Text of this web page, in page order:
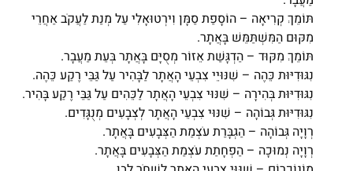
תּוֹמֵךְ קְרִיאָה – הוֹסָפַת סַמָּן וִירְטוּאָלִי עַל מְנַת לַעֲקֹב אַחֲרֵי
מִקּוּם הַמִּשְׁתַּמֵּשׁ בָּאֲתָר.
תּוֹמֵךְ מִקּוּד – הַדְגָּשַׁת אֵזוֹר מְסֻיָּם בָּאֲתָר בְּעֵת מַעֲבָר.
נִגּוּדִיּוּת כֵּהֶה – שִׁנּוּיֵי צִבְעֵי הָאֲתָר לַבָּהִיר עַל גַּבֵּי רֶקַע כֵּהֶה.
נִגּוּדִיּוּת בְּהִירָה – שִׁנּוּי צִבְעֵי הָאֲתָר לַכֵּהִים עַל גַּבֵּי רֶקַע בָּהִיר.
נִגּוּדִיּוּת גְּבוֹהָה – שִׁנּוּי צִבְעֵי הָאֲתָר לְצְבָעִים מְנֻגָּדִים.
רְוָיָה גְּבוֹהָה – הַגְבָּרַת עֹצְמַת הַצְּבָעִים בָּאֲתָר.
רְוָיָה נְמוּכָה – הַפְחָתַת עֹצְמַת הַצְּבָעִים בָּאֲתָר.